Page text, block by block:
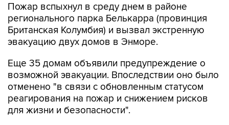
Пожар вспыхнул в среду днем в районе
регионального парка Белькарра (провинция
Британская Колумбия) и вызвал экстренную
эвакуацию двух домов в Энморе.
Еще 35 домам объявили предупреждение о
возможной эвакуации. Впоследствии оно было
отменено "в связи с обновленным статусом
реагирования на пожар и снижением рисков
для жизни и безопасности".